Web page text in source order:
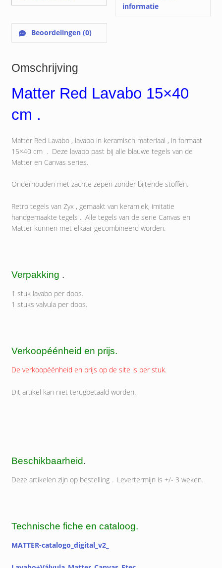
informatie
Beoordelingen (0)
Omschrijving
Matter Red Lavabo 15×40
cm .
Matter Red Lavabo , lavabo in keramisch materiaal , in formaat
15×40 cm . Deze lavabo past bij alle blauwe tegels van de
Matter en Canvas series.
Onderhouden met zachte zepen zonder bijtende stoffen.
Retro tegels van Zyx , gemaakt van keramiek, imitatie
handgemaakte tegels . Alle tegels van de serie Canvas en
Matter kunnen met elkaar gecombineerd worden.
Verpakking .
1 stuk lavabo per doos.
1 stuks valvula per doos.
Verkoopéénheid en prijs.
De verkoopéénheid en prijs op de site is per stuk.
Dit artikel kan niet terugbetaald worden.
Beschikbaarheid.
Deze artikelen zijn op bestelling . Levertermijn is +/- 3 weken.
Technische fiche en cataloog.
MATTER-catalogo_digital_v2_